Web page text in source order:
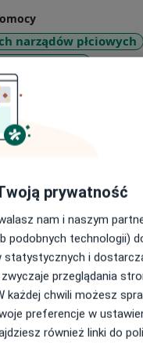
narządów płciowych
płciowych
moczowego
Pokaż więcej
o
prywatność
nam i naszym
podobnych technologii)
statystycznych i
przeglądania
każdej chwili możesz
preferencje w
również linki do